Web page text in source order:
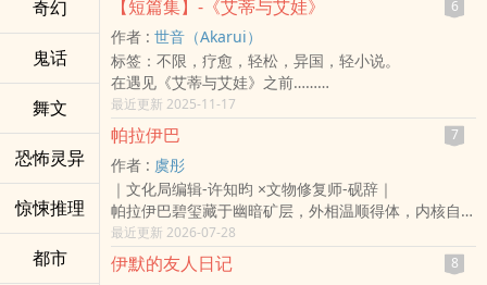
奇幻
鬼话
舞文
恐怖灵异
惊悚推理
都市
大学毕业的南枫和急忙投履历的朋友不同，
她打算来台东打工换宿体验生活，
却在这里遇见了一名叫做「川」的高中生。
▹◃┄▸◂┄▹◃┄▸◂┄▹◃┄▸◂┄▹◃┄▸◂┄▹◃
出场人物：南枫、川、阿森。
一篇短短的文章，希望自己可以重新找回曾经热爱写作
的自己。
【短篇集】-《艾蒂与艾娃》 6
作者 : 世音（Akarui）
标签：不限，疗愈，轻松，异国，轻小说。
在遇见《艾蒂与艾娃》之前……
在写这篇短篇故事时，其实并没有特别设定国家的背
景、历史，以及时空。
对我来说这样会比较有利于我的创作，以及有效掌控篇
幅长度，所以如果是希望知道本篇故事的世界观与背
景，本音得在这里跟你说声抱歉了。
若你某天发现，养育着自己的父母不是亲生的，而你有
个机会能够与生母相认的话，你会如何选择呢？因此，
我认为没有人有资格去责怪艾娃的决定。
本音并不希望在这个故事里，对如何抉择这个议题争个
最近更新 2025-11-17
帕拉伊巴 7
作者 : 虞彤
｜文化局编辑-许知昀 ×文物修复师-砚辞｜
帕拉伊巴碧玺藏于幽暗矿层，外相温顺得体，内核自带
孤绝霓虹。
世人所见的温柔圆润是保护色，深埋不见光的棱角，才
是真实本心。
最近更新 2026-07-28
伊默的友人日记 8